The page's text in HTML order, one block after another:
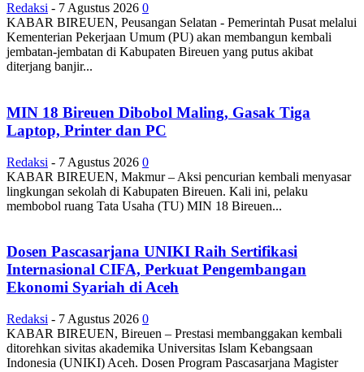
Redaksi - 7 Agustus 2026 0
KABAR BIREUEN, Peusangan Selatan - Pemerintah Pusat melalui
Kementerian Pekerjaan Umum (PU) akan membangun kembali
jembatan-jembatan di Kabupaten Bireuen yang putus akibat
diterjang banjir...
MIN 18 Bireuen Dibobol Maling, Gasak Tiga
Laptop, Printer dan PC
Redaksi - 7 Agustus 2026 0
KABAR BIREUEN, Makmur – Aksi pencurian kembali menyasar
lingkungan sekolah di Kabupaten Bireuen. Kali ini, pelaku
membobol ruang Tata Usaha (TU) MIN 18 Bireuen...
Dosen Pascasarjana UNIKI Raih Sertifikasi
Internasional CIFA, Perkuat Pengembangan
Ekonomi Syariah di Aceh
Redaksi - 7 Agustus 2026 0
KABAR BIREUEN, Bireuen – Prestasi membanggakan kembali
ditorehkan sivitas akademika Universitas Islam Kebangsaan
Indonesia (UNIKI) Aceh. Dosen Program Pascasarjana Magister